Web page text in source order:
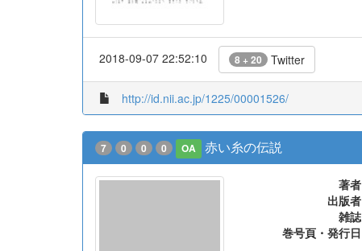
2018-09-07 22:52:10 8 + 20 Twitter
http://id.nii.ac.jp/1225/00001526/
7 0 0 0 OA 赤い糸の伝説
著者
出版者
雑誌
巻号頁・発行日